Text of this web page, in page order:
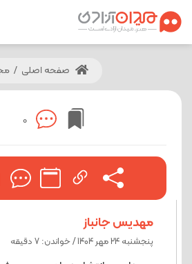
صفحه اصلی /
0
مهدیس جانباز
پنجشنبه 24 مهر 1404 / خواندن: 7 دقیقه